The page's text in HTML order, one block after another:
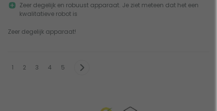
Zeer degelijk apparaat!
Zeer degelijk en robuust apparaat. Je ziet meteen dat het een
kwalitatieve robot is
1 2 3 4 5